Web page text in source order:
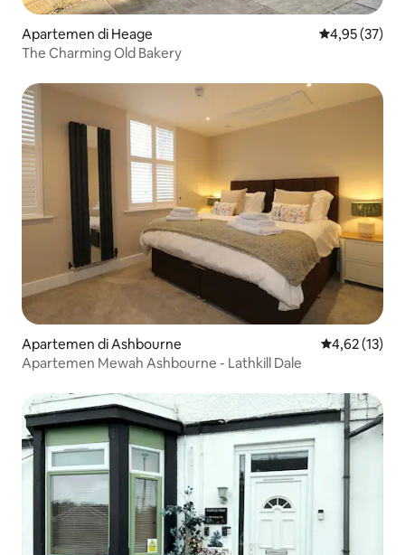
Apartemen di Heage Nilai rata-rata
4,95 (37)
The Charming Old Bakery
Apartemen di Ashbourne Nilai rata-
4,62 (13)
Apartemen Mewah Ashbourne - Lathkill Dale